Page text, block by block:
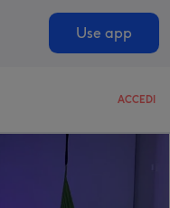
Use app
ACCEDI